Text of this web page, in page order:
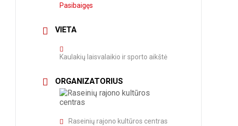
Pasibaigęs
VIETA
Kaulakių laisvalaikio ir sporto aikštė
ORGANIZATORIUS
Raseinių rajono kultūros centras